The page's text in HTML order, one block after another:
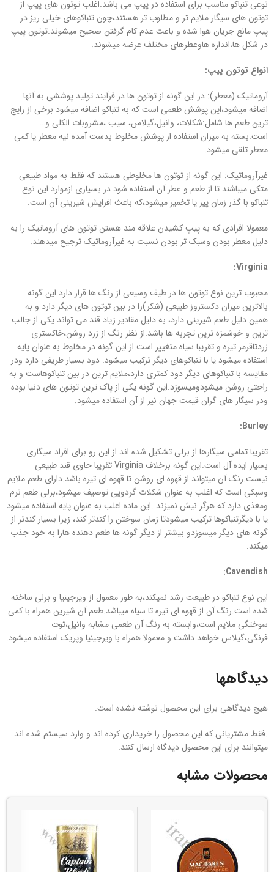
نوعی تنباکو مناسب برای استفاده در پیپ می باشد.اغلب توتون های پیپ از
توتون های سیگار ملایم تر و مطلوب تر هستند،چون تنباکوهای خیلی ریز در
پیپ مانع جریان هوا شده و باعث عدم کام گرفتن صحیح میشوند.توتون پیپ
در شکل ها،اندازه هاوعطرهای مختلف عرضه میشوند.
انواع توتون پیپ:
آروماتیک (معطر): در این گونه از توتون ها در فرآیند تولید پوششی به آنها
اضافه میشود،این پوشش طعمی است که به تنباکو اضافه میشود برخی از رایج
ترین طعم ها شامل:شکلات، وانیل،گیلاس، سیب ،مشروبات الکلی و…
است.بسته به میزان استفاده از پوشش مخلوط بدست آمده نیه معطر یا کمی
معطر تلقی میشود.
غیرآروماتیک: این گونه از توتون ها مخلوطی هستند که فقط به مواد طبیعی
متکی میباشند تا از طعم و عطر آن استفاده شود در بسیاری ازموارد این نوع
تنباکو با گذر زمان پیر یا تخمیر میشود،که باعث افزایش شیرینی آن است.
معمولا افرادی که به پیپ کشیدن علاقه مند هستن توتون های آروماتیک را به
دلیل معطر بودن وسبک تر بودن نسبت به غیرآروماتیک ترجیح میدهند.
Virginia:
محبوب ترین نوع توتون ها در طیف وسیعی از رنگ ها قرار دارد این گونه
بالاترین میزان دکستروز طبیعی (شکر)را در بین توتون های دیگر دارد و به
همین دلیل طعم شیرینی دارد، به دلیل مقادیر زیاد قند می تواند یکی از جالب
ترین و خوشمزه ترین تجربه ها باشد.از نظر رنگ از زرد روشن،خاکستری
زردتاقرمز تیره و تقریبا سیاه متغییر است.از این گونه در مخلوط به عنوان پایه
استفاده میشود یا با تنباکوهای دیگر ترکیب میشود. دود بسیار طریفی دارد ودر
مقایسه با تنباکوهای دیگر دود کمتری دارد،ملایم ترین در بین تنباکوهاست و به
راحتی روشن میشودومیسوزد.این گونه یکی از پاک ترین توتون های دنیا بوده
ودر سیگار های گران قیمت جهان نیز از آن استفاده میشود.
Burley:
تقریبا تمامی سیگارها از برلی تشکیل شده اند از این رو برای افراد سیگاری
بسیار ایده آل است.این گونه برخلاف Virginia تقریبا حاوی قند طبیعی
نیست.رنگ آن میتواند از قهوه ای روشن تا قهوه ای تیره باشد.دارای طعم ملایم
وسبکی است که اغلب به عنوان شکلات گردویی توصیف میشود،برلی طعم نرم
ومغذی دارد که هرگز نیش نمیزند .این ماده اغلب به عنوان پایه استفاده میشود
یا با دیگرتنباکوها ترکیب میشودتا زمان سوختن را کندتر کند، زیرا بسیار کندتر از
گونه های دیگر میسوزدو بیشتر از دیگر گونه ها طعم دهنده هارا به خود جذب
میکند.
Cavendish:
این نوع تنباکو در طبیعت رشد نمیکند،به طور معمول از ویرجینیا و برلی ساخته
شده است.رنگ آن از قهوه ای تیره تا سیاه میباشد.طعم آن شیرین همراه با کمی
سوختگی ملایم است،وابسته به رنگ آن طعمی مشابه وانیل،توت
فرنگی،گیلاس خواهد داشت و معمولا همراه با ویرجینیا وپریک استفاده میشود.
دیدگاهها
هیچ دیدگاهی برای این محصول نوشته نشده است.
.فقط مشتریانی که این محصول را خریداری کرده اند و وارد سیستم شده اند
میتوانند برای این محصول دیدگاه ارسال کنند.
محصولات مشابه